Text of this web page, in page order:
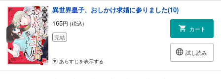
異世界皇子、おしかけ求婚に参りました(10)
165円 (税込)
完結
カート
試し読み
あらすじを表示する